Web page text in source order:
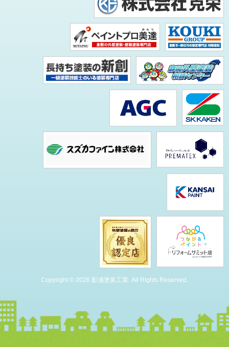
Copyright © 2026 影浦塗装工業. All Rights Reserved.